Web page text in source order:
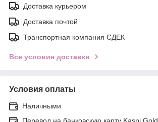
Доставка курьером
Доставка почтой
Транспортная компания СДЕК
Все условия доставки
Условия оплаты
Наличными
Перевод на банковскую карту Kaspi Gold